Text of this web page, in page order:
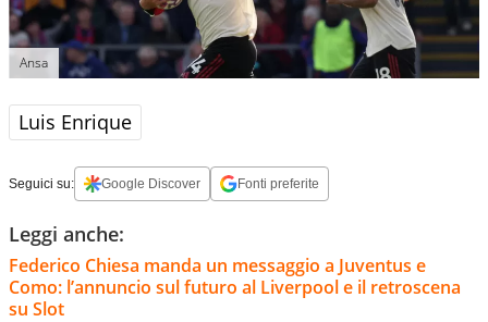
Ansa
Luis Enrique
Seguici su: Google Discover Fonti preferite
Leggi anche:
Federico Chiesa manda un messaggio a Juventus e
Como: l’annuncio sul futuro al Liverpool e il retroscena
su Slot